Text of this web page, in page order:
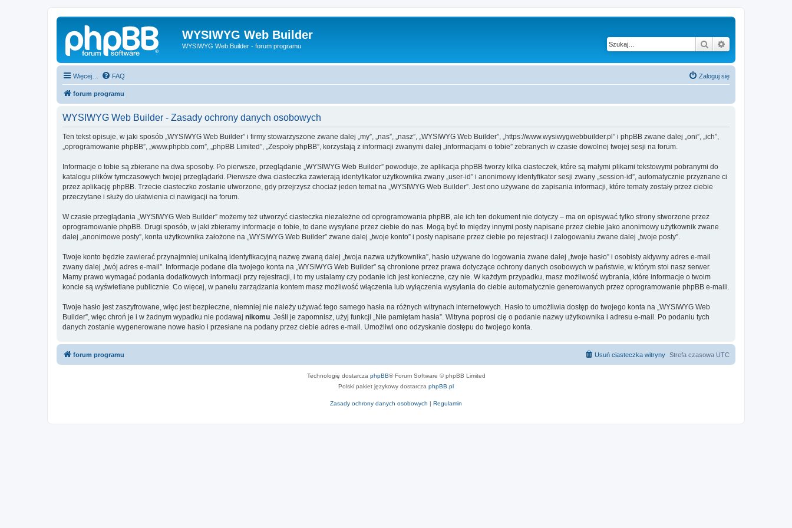
WYSIWYG Web Builder
WYSIWYG Web Builder - forum programu Szukaj
Więcej… FAQ Zaloguj się
forum programu
WYSIWYG Web Builder - Zasady ochrony danych osobowych
Ten tekst opisuje, w jaki sposób „WYSIWYG Web Builder” i firmy stowarzyszone zwane dalej „my”, „nas”, „nasz”, „WYSIWYG Web Builder”, „https://www.wysiwygwebbuilder.pl” i phpBB zwane dalej „oni”, „ich”,
„oprogramowanie phpBB”, „www.phpbb.com”, „phpBB Limited”, „Zespoły phpBB”, korzystają z informacji zwanymi dalej „informacjami o tobie” zebranych w czasie dowolnej twojej sesji na forum.
Informacje o tobie są zbierane na dwa sposoby. Po pierwsze, przeglądanie „WYSIWYG Web Builder” powoduje, że aplikacja phpBB tworzy kilka ciasteczek, które są małymi plikami tekstowymi pobranymi do
katalogu plików tymczasowych twojej przeglądarki. Pierwsze dwa ciasteczka zawierają identyfikator użytkownika zwany „user-id” i anonimowy identyfikator sesji zwany „session-id”, automatycznie przyznane ci
przez aplikację phpBB. Trzecie ciasteczko zostanie utworzone, gdy przejrzysz chociaż jeden temat na „WYSIWYG Web Builder”. Jest ono używane do zapisania informacji, które tematy zostały przez ciebie
przeczytane i służy do ułatwienia ci nawigacji na forum.
W czasie przeglądania „WYSIWYG Web Builder” możemy też utworzyć ciasteczka niezależne od oprogramowania phpBB, ale ich ten dokument nie dotyczy – ma on opisywać tylko strony stworzone przez
oprogramowanie phpBB. Drugi sposób, w jaki zbieramy informacje o tobie, to dane wysyłane przez ciebie do nas. Mogą być to między innymi posty napisane przez ciebie jako anonimowy użytkownik zwane
dalej „anonimowe posty”, konta użytkownika założone na „WYSIWYG Web Builder” zwane dalej „twoje konto” i posty napisane przez ciebie po rejestracji i zalogowaniu zwane dalej „twoje posty”.
Twoje konto będzie zawierać przynajmniej unikalną identyfikacyjną nazwę zwaną dalej „twoja nazwa użytkownika”, hasło używane do logowania zwane dalej „twoje hasło” i osobisty aktywny adres e-mail
zwany dalej „twój adres e-mail”. Informacje podane dla twojego konta na „WYSIWYG Web Builder” są chronione przez prawa dotyczące ochrony danych osobowych w państwie, w którym stoi nasz serwer.
Mamy prawo wymagać podania dodatkowych informacji przy rejestracji, i to my ustalamy czy podanie ich jest konieczne, czy nie. W każdym przypadku, masz możliwość wybrania, które informacje o twoim
koncie są wyświetlane publicznie. Co więcej, w panelu zarządzania kontem masz możliwość włączenia lub wyłączenia wysyłania do ciebie automatycznie generowanych przez oprogramowanie phpBB e-maili.
Twoje hasło jest zaszyfrowane, więc jest bezpieczne, niemniej nie należy używać tego samego hasła na różnych witrynach internetowych. Hasło to umożliwia dostęp do twojego konta na „WYSIWYG Web
Builder”, więc chroń je i w żadnym wypadku nie podawaj nikomu . Jeśli je zapomnisz, użyj funkcji „Nie pamiętam hasła”. Witryna poprosi cię o podanie nazwy użytkownika i adresu e-mail. Po podaniu tych
danych zostanie wygenerowane nowe hasło i przesłane na podany przez ciebie adres e-mail. Umożliwi ono odzyskanie dostępu do twojego konta.
forum programu Strefa czasowa UTC
Usuń ciasteczka witryny
Technologię dostarcza phpBB® Forum Software © phpBB Limited
Polski pakiet językowy dostarcza phpBB.pl
Zasady ochrony danych osobowych | Regulamin